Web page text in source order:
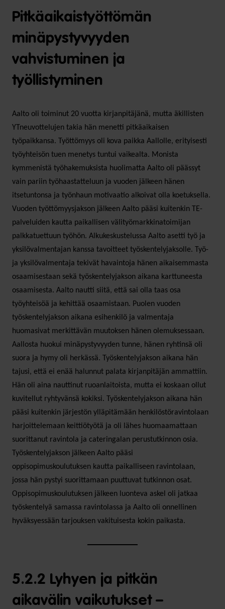
Pitkäaikaistyöttömän
minäpystyvyyden
vahvistuminen ja
työllistyminen
Aalto oli toiminut 20 vuotta kirjanpitäjänä, mutta äkillisten
YT­neuvottelujen takia hän menetti pitkäaikaisen
työpaikkansa. Työttömyys oli kova paikka Aallolle, erityisesti
työyhteisön tuen menetys tuntui vaikealta. Monista
kymmenistä työhakemuksista huolimatta Aalto oli päässyt
vain pariin työhaastatteluun ja vuoden jälkeen hänen
itsetuntonsa ja työnhaun motivaatio alkoivat olla koetuksella.
Vuoden työttömyysjakson jälkeen Aalto pääsi kuitenkin TE­
palveluiden kautta paikallisen välityömarkkinatoimijan
palkkatuettuun työhön. Alkukeskustelussa Aalto asetti työ­ ja
yksilövalmentajan kanssa tavoitteet työskentelyjaksolle. Työ­
ja yksilövalmentaja tekivät havaintoja hänen aikaisemmasta
osaamisestaan sekä työskentelyjakson aikana karttuneesta
osaamisesta. Aalto nautti siitä, että sai olla taas osa
työyhteisöä ja kehittää osaamistaan. Puolen vuoden
työskentelyjakson aikana esihenkilö ja valmentaja
huomasivat merkittävän muutoksen hänen olemuksessaan.
Aallosta huokui minäpystyvyyden tunne, hänen ryhtinsä oli
suora ja hymy oli herkässä. Työskentelyjakson aikana hän
tajusi, että ei enää halunnut palata kirjanpitäjän ammattiin.
Hän oli aina nauttinut ruoanlaitoista, mutta ei koskaan ollut
kuvitellut ryhtyvänsä kokiksi. Työskentelyjakson aikana hän
pääsi kuitenkin järjestön ylläpitämään henkilöstöravintolaan
harjoittelemaan keittiötyötä ja oli lähes huomaamattaan
suorittanut ravintola­ ja cateringalan perustutkinnon osia.
Työskentelyjakson jälkeen Aalto pääsi
oppisopimuskoulutuksen kautta paikalliseen ravintolaan,
jossa hän pystyi suorittamaan puuttuvat tutkinnon osat.
Oppisopimuskoulutuksen jälkeen luonteva askel oli jatkaa
työskentelyä samassa ravintolassa ja Aalto oli onnellinen
hyväksyessään tarjouksen vakituisesta kokin paikasta.
5.2.2 Lyhyen ja pitkän
aikavälin vaikutukset –